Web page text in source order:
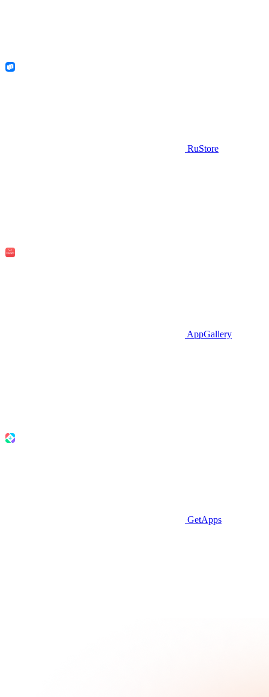
RuStore
AppGallery
GetApps